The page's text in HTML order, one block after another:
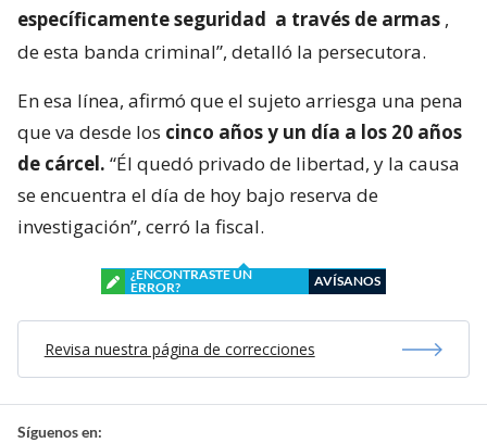
específicamente seguridad a través de armas ,
de esta banda criminal”, detalló la persecutora.
En esa línea, afirmó que el sujeto arriesga una pena
que va desde los cinco años y un día a los 20 años
de cárcel. “Él quedó privado de libertad, y la causa
se encuentra el día de hoy bajo reserva de
investigación”, cerró la fiscal.
¿ENCONTRASTE UN
ERROR?
AVÍSANOS
Revisa nuestra página de correcciones
Síguenos en: